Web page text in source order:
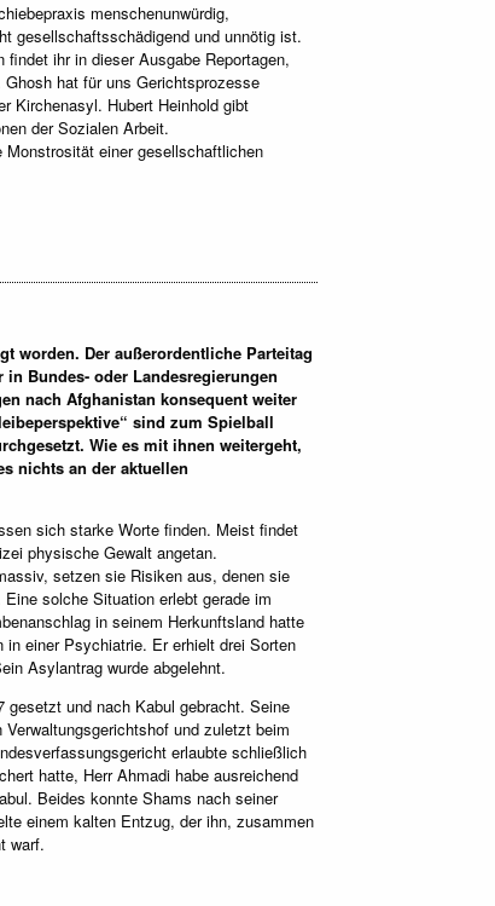
menschenunwürdig,
gesellschaftsschädigend und unnötig ist.
ihr in dieser Ausgabe Reportagen,
hat für uns Gerichtsprozesse
Kirchenasyl. Hubert Heinhold gibt
der Sozialen Arbeit.
einer gesellschaftlichen
worden. Der außerordentliche Parteitag
Bundes- oder Landesregierungen
nach Afghanistan konsequent weiter
sind zum Spielball
Wie es mit ihnen weitergeht,
nichts an der aktuellen
sich starke Worte finden. Meist findet
physische Gewalt angetan.
setzen sie Risiken aus, denen sie
solche Situation erlebt gerade im
in seinem Herkunftsland hatte
einer Psychiatrie. Er erhielt drei Sorten
Asylantrag wurde abgelehnt.
gesetzt und nach Kabul gebracht. Seine
und zuletzt beim
erlaubte schließlich
hatte, Herr Ahmadi habe ausreichend
Beides konnte Shams nach seiner
einem kalten Entzug, der ihn, zusammen
warf.